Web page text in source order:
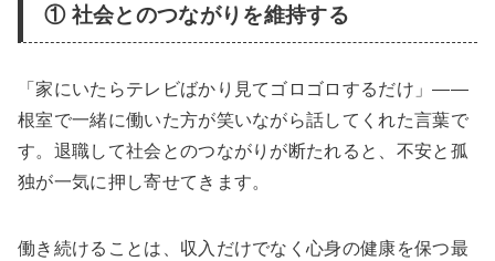
① 社会とのつながりを維持する
「家にいたらテレビばかり見てゴロゴロするだけ」——
根室で一緒に働いた方が笑いながら話してくれた言葉で
す。退職して社会とのつながりが断たれると、不安と孤
独が一気に押し寄せてきます。
働き続けることは、収入だけでなく心身の健康を保つ最